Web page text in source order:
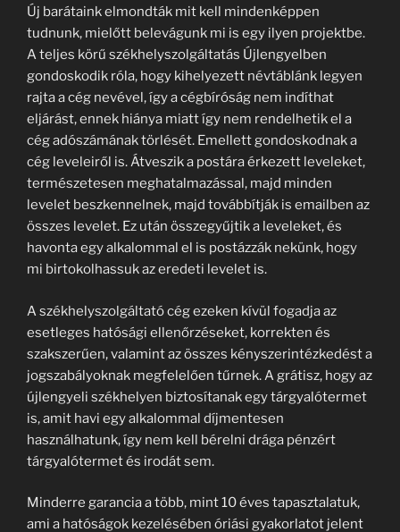
Új barátaink elmondták mit kell mindenképpen
tudnunk, mielőtt belevágunk mi is egy ilyen projektbe.
A teljes körű székhelyszolgáltatás Újlengyelben
gondoskodik róla, hogy kihelyezett névtáblánk legyen
rajta a cég nevével, így a cégbíróság nem indíthat
eljárást, ennek hiánya miatt így nem rendelhetik el a
cég adószámának törlését. Emellett gondoskodnak a
cég leveleiről is. Átveszik a postára érkezett leveleket,
természetesen meghatalmazással, majd minden
levelet beszkennelnek, majd továbbítják is emailben az
összes levelet. Ez után összegyűjtik a leveleket, és
havonta egy alkalommal el is postázzák nekünk, hogy
mi birtokolhassuk az eredeti levelet is.
A székhelyszolgáltató cég ezeken kívül fogadja az
esetleges hatósági ellenőrzéseket, korrekten és
szakszerűen, valamint az összes kényszerintézkedést a
jogszabályoknak megfelelően tűrnek. A grátisz, hogy az
újlengyeli székhelyen biztosítanak egy tárgyalótermet
is, amit havi egy alkalommal díjmentesen
használhatunk, így nem kell bérelni drága pénzért
tárgyalótermet és irodát sem.
Minderre garancia a több, mint 10 éves tapasztalatuk,
ami a hatóságok kezelésében óriási gyakorlatot jelent